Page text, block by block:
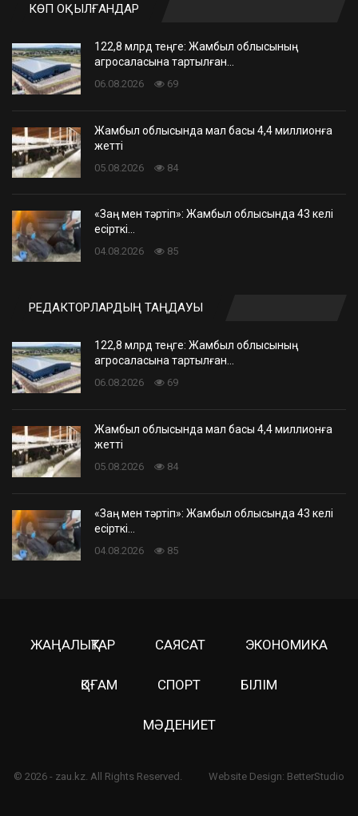
КӨП ОҚЫЛҒАНДАР
122,8 млрд теңге: Жамбыл облысының
агросаласына тартылған…
06.08.2026 69
Жамбыл облысында мал басы 4,4 миллионға
жетті
05.08.2026 84
«Заң мен тәртіп»: Жамбыл облысында 43 келі
есірткі…
04.08.2026 85
РЕДАКТОРЛАРДЫҢ ТАҢДАУЫ
122,8 млрд теңге: Жамбыл облысының
агросаласына тартылған…
06.08.2026 69
Жамбыл облысында мал басы 4,4 миллионға
жетті
05.08.2026 84
«Заң мен тәртіп»: Жамбыл облысында 43 келі
есірткі…
04.08.2026 85
ЖАҢАЛЫҚТАР САЯСАТ ЭКОНОМИКА
ҚОҒАМ СПОРТ БІЛІМ
МӘДЕНИЕТ
© 2026 - zau.kz. All Rights Reserved. Website Design: BetterStudio